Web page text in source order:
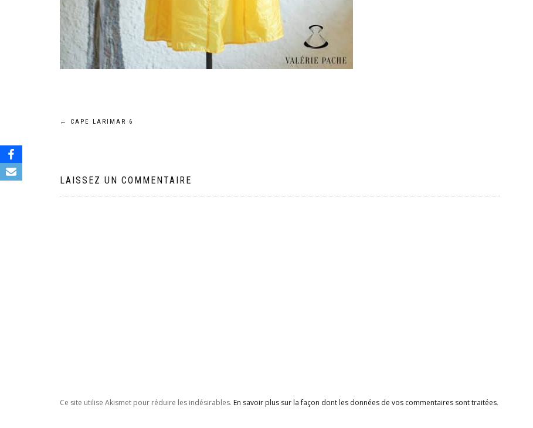
Navigation
l’article
← CAPE LARIMAR 6
LAISSEZ UN COMMENTAIRE
Ce site utilise Akismet pour réduire les indésirables. En savoir plus sur la façon dont les données de vos commentaires sont traitées.